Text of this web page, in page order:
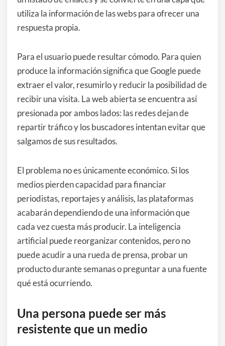
utiliza la información de las webs para ofrecer una
respuesta propia.
Para el usuario puede resultar cómodo. Para quien
produce la información significa que Google puede
extraer el valor, resumirlo y reducir la posibilidad de
recibir una visita. La web abierta se encuentra así
presionada por ambos lados: las redes dejan de
repartir tráfico y los buscadores intentan evitar que
salgamos de sus resultados.
El problema no es únicamente económico. Si los
medios pierden capacidad para financiar
periodistas, reportajes y análisis, las plataformas
acabarán dependiendo de una información que
cada vez cuesta más producir. La inteligencia
artificial puede reorganizar contenidos, pero no
puede acudir a una rueda de prensa, probar un
producto durante semanas o preguntar a una fuente
qué está ocurriendo.
Una persona puede ser más
resistente que un medio